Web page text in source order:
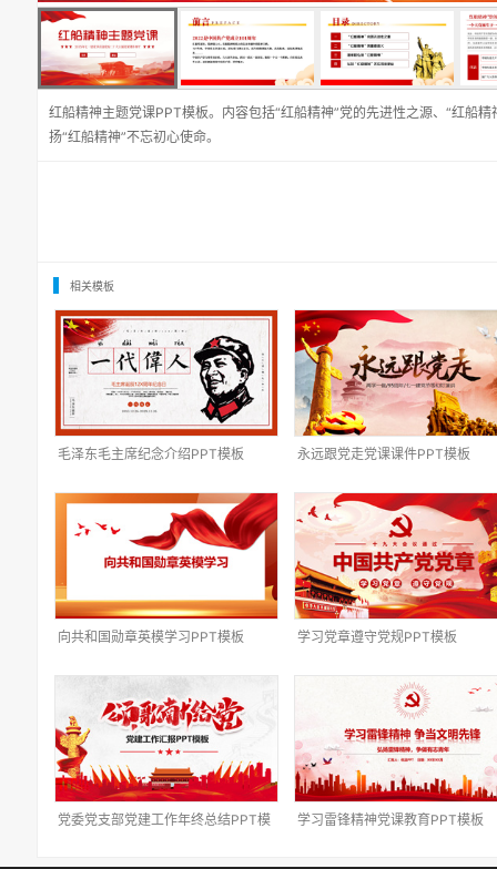
红船精神主题党课PPT模板。内容包括“红船精神”党的先进性之源、“红船
扬“红船精神”不忘初心使命。
相关模板
毛泽东毛主席纪念介绍PPT模板 永远跟党走党课课件PPT模板
向共和国勋章英模学习PPT模板 学习党章遵守党规PPT模板
党委党支部党建工作年终总结PPT模
学习雷锋精神党课教育PPT模板